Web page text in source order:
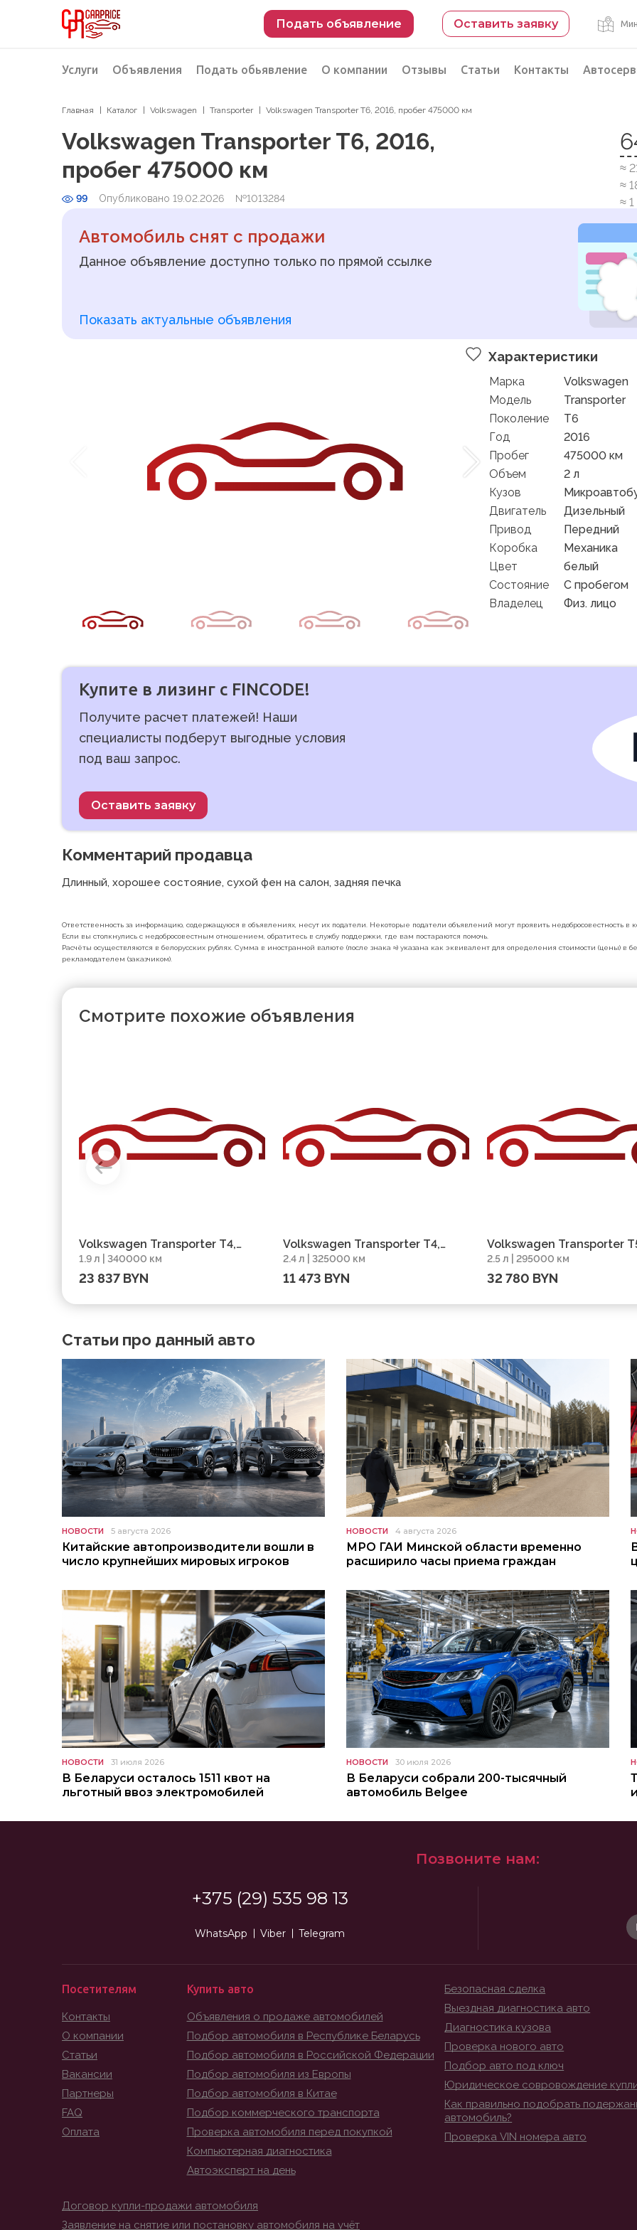
Подать объявление Оставить заявку
Услуги
Подбор автомобиля
Подбор автомобиля из Российской Федерации
Подбор автомобиля из Европы
Проверка автомобиля перед покупкой
Подбор автомобиля из Китая
Объявления Подать обьявление
Разместить объявление о продаже
О компании Отзывы Статьи Контакты
Главная Каталог Volkswagen Transporter Volkswagen Transporter T6, 2016, пробег 475000 км
Volkswagen Transporter T6, 2016,
пробег 475000 км
99 Опубликовано 19.02.2026 №1013284
≈
≈
≈
Автомобиль снят с продажи
Данное объявление доступно только по прямой ссылке
Показать актуальные объявления
Характеристики
Марка
Volkswagen
Модель
Transporter
Поколение
T6
Год
2016
Пробег
475000 км
Объем
2 л
Кузов
Двигатель
Дизельный
Привод
Передний
Коробка
Механика
Цвет
белый
Состояние
C пробегом
Владелец
Физ. лицо
Купите в лизинг с FINCODE!
Получите расчет платежей! Наши
специалисты подберут выгодные условия
под ваш запрос.
Оставить заявку
Комментарий продавца
Длинный, хорошее состояние, сухой фен на салон, задняя печка
Ответственность за информацию, содержащуюся в объявлениях, несут их податели. Некоторые податели объявлений могут проявить недобросовестность в
Если вы столкнулись с недобросовестным отношением, обратитесь в службу поддержки, где вам постараются помочь.
Расчёты осуществляются в белорусских рублях. Сумма в иностранной валюте (после знака ≈) указана как эквивалент для определения стоимости (цены) в
рекламодателем (заказчиком).
Смотрите похожие объявления
Volkswagen Transporter T4,
2000, пробег 340000 км
1.9 л | 340000 км
23 837 BYN
Volkswagen Transporter T4,
1994, пробег 325000 км
2.4 л | 325000 км
11 473 BYN
Volkswagen Transporter
2003, пробег 295000 км
2.5 л | 295000 км
32 780 BYN
Статьи про данный авто
НОВОСТИ 5 августа 2026
Китайские автопроизводители вошли в
число крупнейших мировых игроков
НОВОСТИ 4 августа 2026
МРО ГАИ Минской области временно
расширило часы приема граждан
НОВОСТИ 31 июля 2026
В Беларуси осталось 1511 квот на
льготный ввоз электромобилей
НОВОСТИ 30 июля 2026
В Беларуси собрали 200-тысячный
автомобиль Belgee
Позвоните нам:
+375 (29) 535 98 13
WhatsApp Viber Telegram
Посетителям
Контакты
О компании
Статьи
Вакансии
Партнеры
FAQ
Оплата
Купить авто
Объявления о продаже автомобилей
Подбор автомобиля в Республике Беларусь
Подбор автомобиля в Российской Федерации
Подбор автомобиля из Европы
Подбор автомобиля в Китае
Подбор коммерческого транспорта
Проверка автомобиля перед покупкой
Компьютерная диагностика
Автоэксперт на день
Безопасная сделка
Выездная диагностика авто
Диагностика кузова
Проверка нового авто
Подбор авто под ключ
Юридическое совровождение
Как правильно подобрать
автомобиль?
Проверка VIN номера авто
Договор купли-продажи автомобиля
Заявление на снятие или постановку автомобиля на учёт